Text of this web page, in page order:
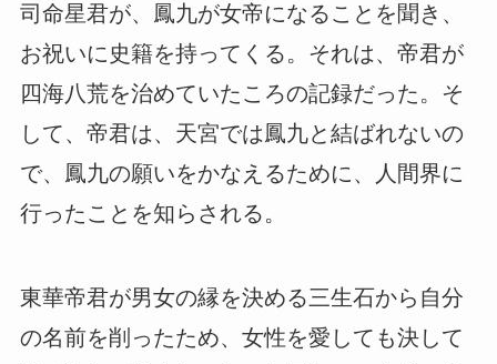
司命星君が、鳳九が女帝になることを聞き、
お祝いに史籍を持ってくる。それは、帝君が
四海八荒を治めていたころの記録だった。そ
して、帝君は、天宮では鳳九と結ばれないの
で、鳳九の願いをかなえるために、人間界に
行ったことを知らされる。
東華帝君が男女の縁を決める三生石から自分
の名前を削ったため、女性を愛しても決して